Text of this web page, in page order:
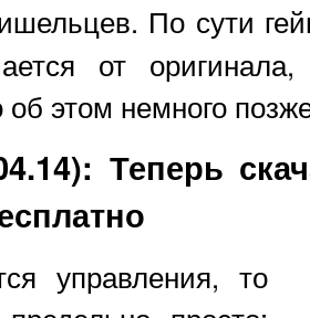
По сути
от
этом немного
Теперь
управления, то